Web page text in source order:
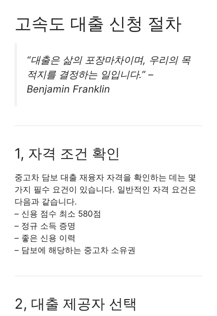
고속도 대출 신청 절차
“대출은 삶의 포장마차이며, 우리의 목
적지를 결정하는 일입니다.” –
Benjamin Franklin
1, 자격 조건 확인
중고차 담보 대출 재융자 자격을 확인하는 데는 몇
가지 필수 요건이 있습니다. 일반적인 자격 요건은
다음과 같습니다.
– 신용 점수 최소 580점
– 정규 소득 증명
– 좋은 신용 이력
– 담보에 해당하는 중고차 소유권
2, 대출 제공자 선택